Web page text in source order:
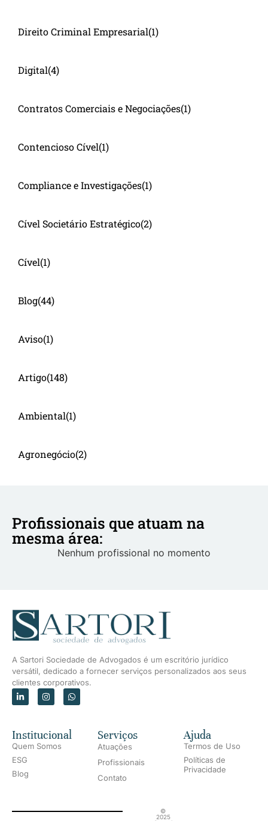
Direito Criminal Empresarial(1)
Digital(4)
Contratos Comerciais e Negociações(1)
Contencioso Cível(1)
Compliance e Investigações(1)
Cível Societário Estratégico(2)
Cível(1)
Blog(44)
Aviso(1)
Artigo(148)
Ambiental(1)
Agronegócio(2)
Profissionais que atuam na
mesma área:
Nenhum profissional no momento
A Sartori Sociedade de Advogados é um escritório jurídico
versátil, dedicado a fornecer serviços personalizados aos seus
clientes corporativos.
Institucional
Quem Somos
ESG
Blog
Serviços
Atuações
Profissionais
Contato
Ajuda
Termos de Uso
Políticas de
Privacidade
©
2025